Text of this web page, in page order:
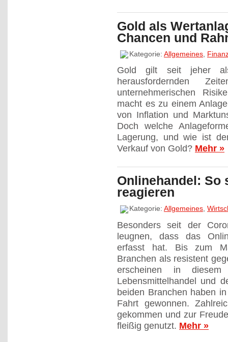
Gold als
Chancen und
Kategorie: Allgemeines,
Gold gilt seit jeher
herausfordernden
unternehmerischen
macht es zu einem
von Inflation und
Doch welche
Lagerung, und wie ist
Verkauf von Gold? Mehr »
Onlinehandel: So
reagieren
Kategorie: Allgemeines,
Besonders seit der
leugnen, dass das
erfasst hat. Bis zum
Branchen als resistent
erscheinen in
Lebensmittelhandel und
beiden Branchen haben
Fahrt gewonnen.
gekommen und zur
fleißig genutzt. Mehr »